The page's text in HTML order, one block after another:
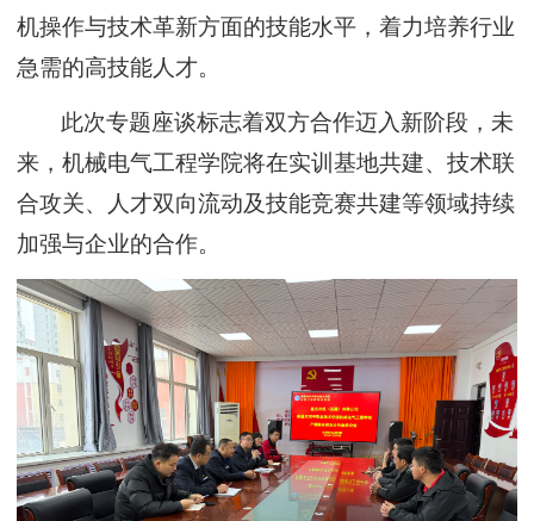
机操作与技术革新方面的技能水平，着力培养行业
急需的高技能人才。
此次专题座谈标志着双方合作迈入新阶段，未
来 ，机械电气工程学院将在实训基地共建、技术联
合攻关、人才双向流动及技能竞赛共建等领域持续
加强与企业的合作。